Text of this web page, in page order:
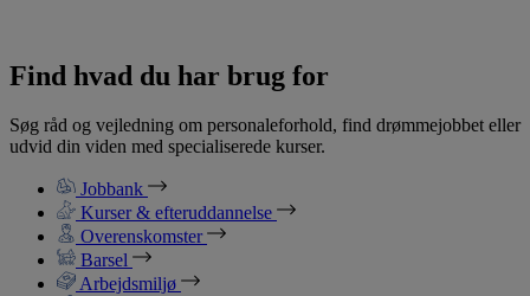
Find hvad du har brug for
Søg råd og vejledning om personaleforhold, find drømmejobbet eller
udvid din viden med specialiserede kurser.
Jobbank
Kurser & efteruddannelse
Overenskomster
Barsel
Arbejdsmiljø